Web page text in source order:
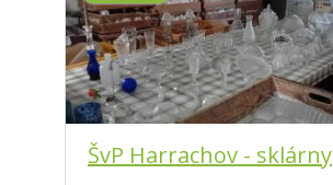
ŠvP Harrachov - sklárny